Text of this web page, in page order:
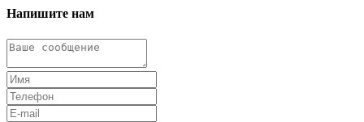
Напишите нам